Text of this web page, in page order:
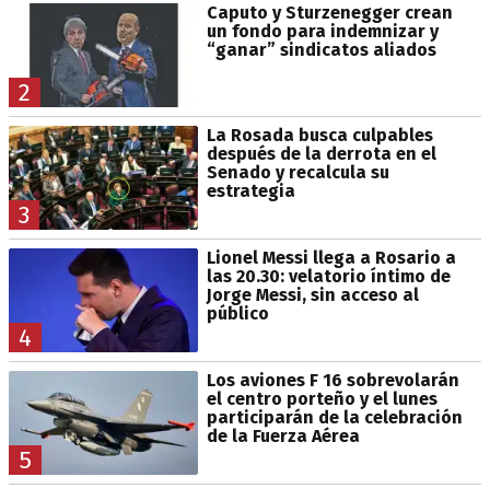
2
Caputo y Sturzenegger crean
un fondo para indemnizar y
“ganar” sindicatos aliados
3
La Rosada busca culpables
después de la derrota en el
Senado y recalcula su
estrategia
4
Lionel Messi llega a Rosario a
las 20.30: velatorio íntimo de
Jorge Messi, sin acceso al
público
5
Los aviones F 16 sobrevolarán
el centro porteño y el lunes
participarán de la celebración
de la Fuerza Aérea